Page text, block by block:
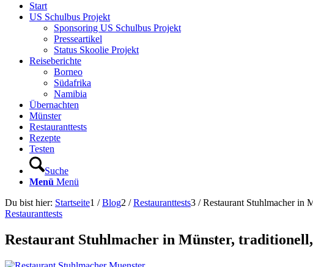
Start
US Schulbus Projekt
Sponsoring US Schulbus Projekt
Presseartikel
Status Skoolie Projekt
Reiseberichte
Borneo
Südafrika
Namibia
Übernachten
Münster
Restauranttests
Rezepte
Testen
Suche
Menü Menü
Du bist hier: Startseite1 / Blog2 / Restauranttests3 / Restaurant Stuhlmacher in
Restauranttests
Restaurant Stuhlmacher in Münster,